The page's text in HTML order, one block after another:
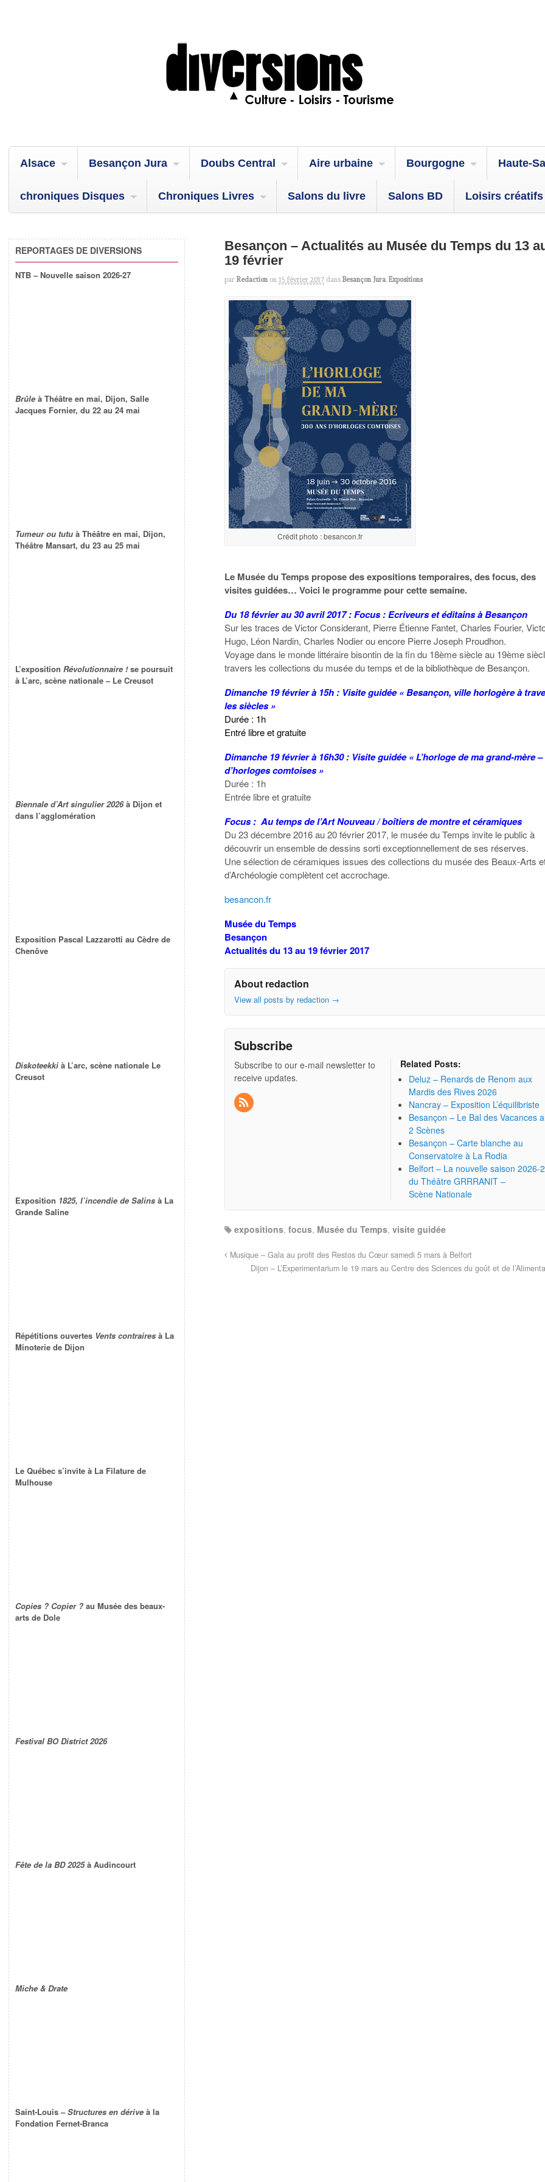
Alsace Besançon Jura Doubs Central Aire urbaine Bourgogne Haute-
chroniques Disques Chroniques Livres Salons du livre Salons BD Loisirs créatifs
Besançon – Actualités au Musée du Temps du 13
19 février
par Redaction on 15 février 2017 dans Besançon Jura,Expositions
Crédit photo : besancon.fr
Le Musée du Temps propose des expositions temporaires, des focus, des
visites guidées… Voici le programme pour cette semaine.
Du 18 février au 30 avril 2017 :Focus : Ecriveurs et éditains à Besançon
Sur les traces de Victor Considerant, Pierre Étienne Fantet, Charles Fourier,
Hugo, Léon Nardin, Charles Nodier ou encore Pierre Joseph Proudhon.
Voyage dans le monde littéraire bisontin de la fin du 18ème siècle au 19ème
travers les collections du musée du temps et de la bibliothèque de Besançon.
Dimanche 19 février à 15h : Visite guidée « Besançon, ville horlogère à
les siècles »
Durée : 1h
Entré libre et gratuite
Dimanche 19 février à 16h30 : Visite guidée « L’horloge de ma grand-mère –
d’horloges comtoises »
Durée : 1h
Entrée libre et gratuite
Focus : Au temps de l’Art Nouveau / boîtiers de montre et céramiques
Du 23 décembre 2016 au 20 février 2017, le musée du Temps invite le public à
découvrir un ensemble de dessins sorti exceptionnellement de ses réserves.
Une sélection de céramiques issues des collections du musée des Beaux-Arts
d’Archéologie complètent cet accrochage.
besancon.fr
Musée du Temps
Besançon
Actualités du 13 au 19 février 2017
About redaction
View all posts by redaction →
Subscribe
Subscribe to our e-mail newsletter to
receive updates.
Related Posts:
Deluz – Renards de Renom aux
Mardis des Rives 2026
Nancray – Exposition L’équilibriste
Besançon – Le Bal des Vacances
2 Scènes
Besançon – Carte blanche au
Conservatoire à La Rodia
Belfort – La nouvelle saison 2026-
du Théâtre GRRRANIT –
Scène Nationale
expositions,focus, Musée du Temps,visite guidée
Musique – Gala au profit des Restos du Cœur samedi 5 mars à Belfort
Dijon – L’Experimentarium le 19 mars au Centre des Sciences du goût et de
REPORTAGES DE DIVERSIONS
NTB – Nouvelle saison 2026-27
Brûle à Théâtre en mai, Dijon, Salle
Jacques Fornier, du 22 au 24 mai
Tumeur ou tutu à Théâtre en mai, Dijon,
Théâtre Mansart, du 23 au 25 mai
L’exposition Révolutionnaire !se poursuit
à L’arc, scène nationale – Le Creusot
Biennale d’Art singulier 2026à Dijon et
dans l’agglomération
Exposition Pascal Lazzarotti au Cèdre de
Chenôve
Diskoteekki à L’arc, scène nationale Le
Creusot
Exposition 1825, l’incendie de Salins à La
Grande Saline
Répétitions ouvertes Vents contraires à La
Minoterie de Dijon
Le Québec s’invite à La Filature de
Mulhouse
Copies ? Copier ? au Musée des beaux-
arts de Dole
Festival BO District 2026
Fête de la BD 2025à Audincourt
Miche & Drate
Saint-Louis –Structures en dérive à la
Fondation Fernet-Branca